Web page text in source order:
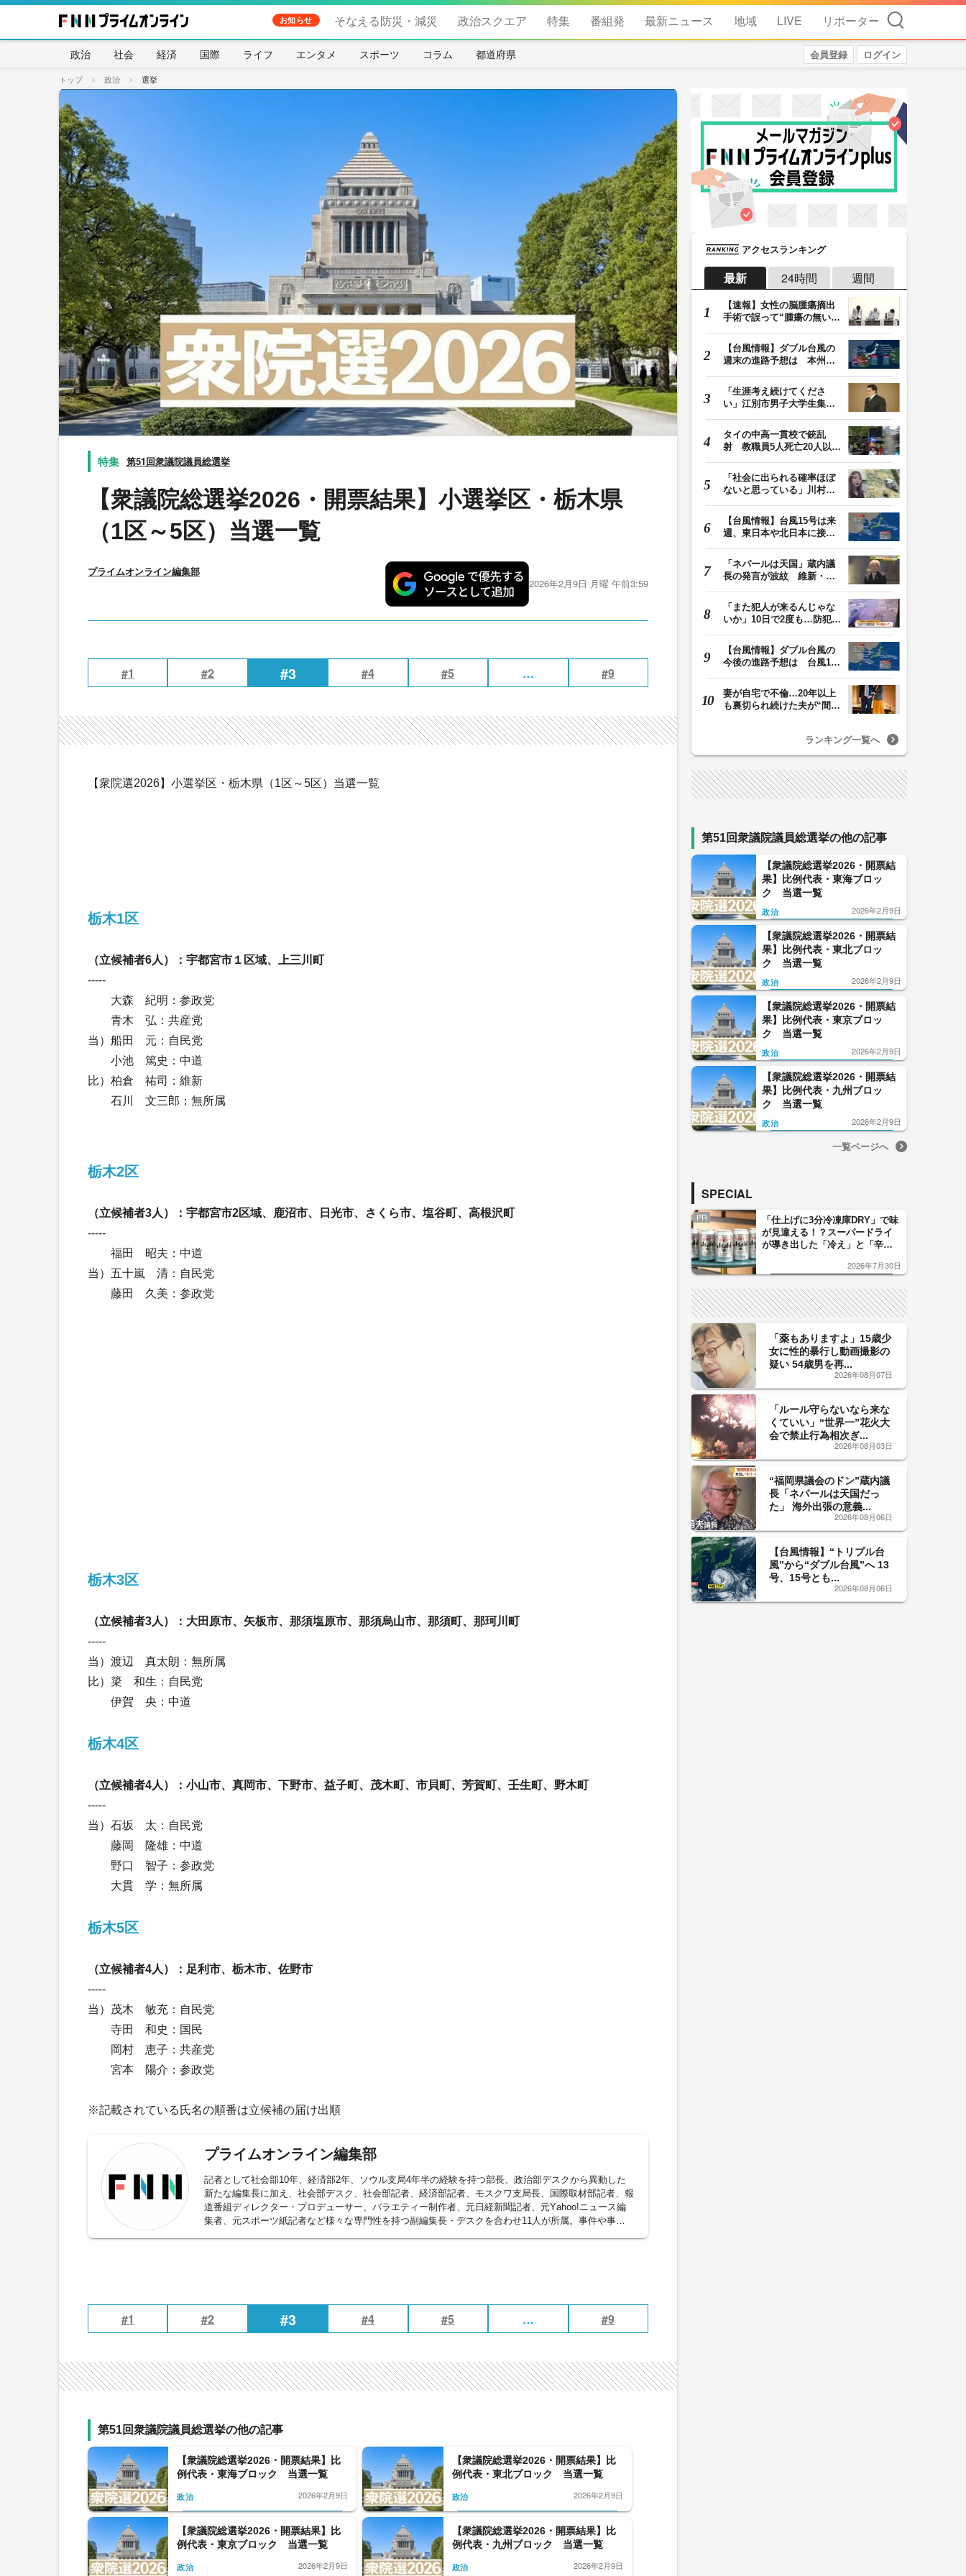
お知らせ そなえる防災・減災 政治スクエア 特集 番組発 最新ニュース 地域 LIVE リポーター 検索
政治 社会 経済 国際 ライフ エンタメ スポーツ コラム 都道府県 会員登録 ログイン
トップ 政治 選挙
第51回衆議院議員総選挙
【衆議院総選挙2026・開票結果】小選挙区・栃木県
（1区～5区）当選一覧
プライムオンライン編集部
2026年2月9日 月曜 午前3:59
#1 #2 #3 #4 #5 … #9
【衆院選2026】小選挙区・栃木県（1区～5区）当選一覧
栃木1区
（立候補者6人）：宇都宮市１区域、上三川町
-----
大森 紀明：参政党
青木 弘：共産党
当）船田 元：自民党
小池 篤史：中道
比）柏倉 祐司：維新
石川 文三郎：無所属
栃木2区
（立候補者3人）：宇都宮市2区域、鹿沼市、日光市、さくら市、塩谷町、高根沢町
-----
福田 昭夫：中道
当）五十嵐 清：自民党
藤田 久美：参政党
栃木3区
（立候補者3人）：大田原市、矢板市、那須塩原市、那須烏山市、那須町、那珂川町
-----
当）渡辺 真太朗：無所属
比）簗 和生：自民党
伊賀 央：中道
栃木4区
（立候補者4人）：小山市、真岡市、下野市、益子町、茂木町、市貝町、芳賀町、壬生町、野木町
-----
当）石坂 太：自民党
藤岡 隆雄：中道
野口 智子：参政党
大貫 学：無所属
栃木5区
（立候補者4人）：足利市、栃木市、佐野市
-----
当）茂木 敏充：自民党
寺田 和史：国民
岡村 恵子：共産党
宮本 陽介：参政党
※記載されている氏名の順番は立候補の届け出順
プライムオンライン編集部
記者として社会部10年、経済部2年、ソウル支局4年半の経験を持つ部長、政治部デスクから異動した
新たな編集長に加え、社会部デスク、社会部記者、経済部記者、モスクワ支局長、国際取材部記者、報
道番組ディレクター・プロデューサー、バラエティー制作者、元日経新聞記者、元Yahoo!ニュース編
集者、元スポーツ紙記者など様々な専門性を持つ副編集長・デスクを合わせ11人が所属。事件や事
#1 #2 #3 #4 #5 … #9
第51回衆議院議員総選挙の他の記事
【衆議院総選挙2026・開票結果】比
例代表・東海ブロック 当選一覧
政治 2026年2月9日
【衆議院総選挙2026・開票結果】比
例代表・東北ブロック 当選一覧
政治 2026年2月9日
【衆議院総選挙2026・開票結果】比
例代表・東京ブロック 当選一覧
政治 2026年2月9日
【衆議院総選挙2026・開票結果】比
例代表・九州ブロック 当選一覧
政治 2026年2月9日
アクセスランキング
最新 24時間 週間
【速報】女性の脳腫瘍摘出
手術で誤って“腫瘍の無い部
【台風情報】ダブル台風の
週末の進路予想は 本州は
「生涯考え続けてくださ
い」江別市男子大学生集団
タイの中高一貫校で銃乱
射 教職員5人死亡20人以上
「社会に出られる確率ほぼ
ないと思っている」川村葉
【台風情報】台風15号は来
週、東日本や北日本に接近
「ネパールは天国」蔵内議
長の発言が波紋 維新・吉
「また犯人が来るんじゃな
いか」10日で2度も…防犯カ
【台風情報】ダブル台風の
今後の進路予想は 台風13
妻が自宅で不倫…20年以上
も裏切られ続けた夫が“間
ランキング一覧へ
第51回衆議院議員総選挙の他の記事
【衆議院総選挙2026・開票結
果】比例代表・東海ブロッ
ク 当選一覧
政治 2026年2月9日
【衆議院総選挙2026・開票結
果】比例代表・東北ブロッ
ク 当選一覧
政治 2026年2月9日
【衆議院総選挙2026・開票結
果】比例代表・東京ブロッ
ク 当選一覧
政治 2026年2月9日
【衆議院総選挙2026・開票結
果】比例代表・九州ブロッ
ク 当選一覧
政治 2026年2月9日
一覧ページへ
SPECIAL
PR
「仕上げに3分冷凍庫DRY」で味
が見違える！？スーパードライ
が導き出した「冷え」と「辛
した「辛口カーブ」が飲み頃の
2026年7月30日
「薬もありますよ」15歳少
女に性的暴行し動画撮影の
疑い 54歳男を再...
2026年08月07日
「ルール守らないなら来な
くていい」“世界一”花火大
会で禁止行為相次ぎ...
2026年08月03日
“福岡県議会のドン”蔵内議
長「ネパールは天国だっ
た」 海外出張の意義...
2026年08月06日
【台風情報】“トリプル台
風”から“ダブル台風”へ 13
号、15号とも...
2026年08月06日